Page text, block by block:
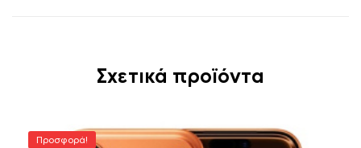
Σχετικά προϊόντα
Προσφορά!